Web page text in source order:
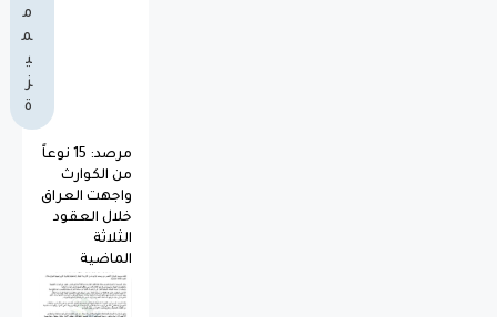
م
م
ي
ز
ة
مرصد: 15 نوعاً
من الكوارث
واجهت العراق
خلال العقود
الثلاثة
الماضية